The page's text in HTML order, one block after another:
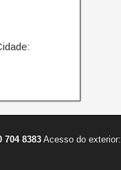
704 8383 Acesso do exterior: